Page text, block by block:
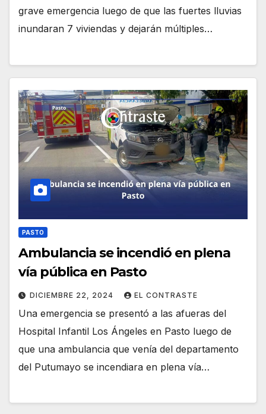
grave emergencia luego de que las fuertes lluvias
inundaran 7 viviendas y dejarán múltiples…
PASTO
Ambulancia se incendió en plena
vía pública en Pasto
DICIEMBRE 22, 2024 EL CONTRASTE
Una emergencia se presentó a las afueras del
Hospital Infantil Los Ángeles en Pasto luego de
que una ambulancia que venía del departamento
del Putumayo se incendiara en plena vía…